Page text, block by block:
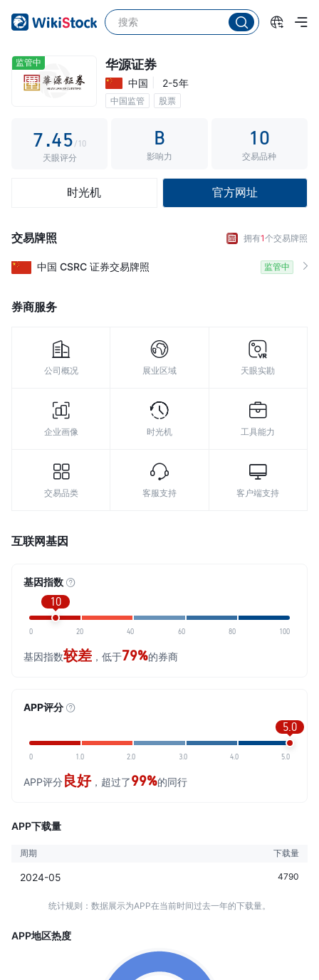
监管中 华源证券
中国 2-5年
中国监管 股票
2
4
5
7
8
.
2
4
5
8
9
0
3
5
6
7
/10
天眼评分
B
影响力
10
交易品种
时光机 官方网址
交易牌照 拥有1个交易牌照
中国 CSRC 证券交易牌照 监管中
券商服务
公司概况 展业区域 天眼实勘
企业画像 时光机 工具能力
交易品类 客服支持 客户端支持
互联网基因
基因指数
10
0 20 40 60 80 100
基因指数较差 ，低于79%的券商
APP评分
5.0
0 1.0 2.0 3.0 4.0 5.0
APP评分良好，超过了99%的同行
APP下载量
周期 下载量
2024-05 4790
统计规则：数据展示为APP在当前时间过去一年的下载量。
APP地区热度